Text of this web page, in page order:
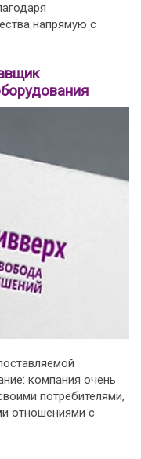
напрямую с
компания очень
потребителями,
отношениями с